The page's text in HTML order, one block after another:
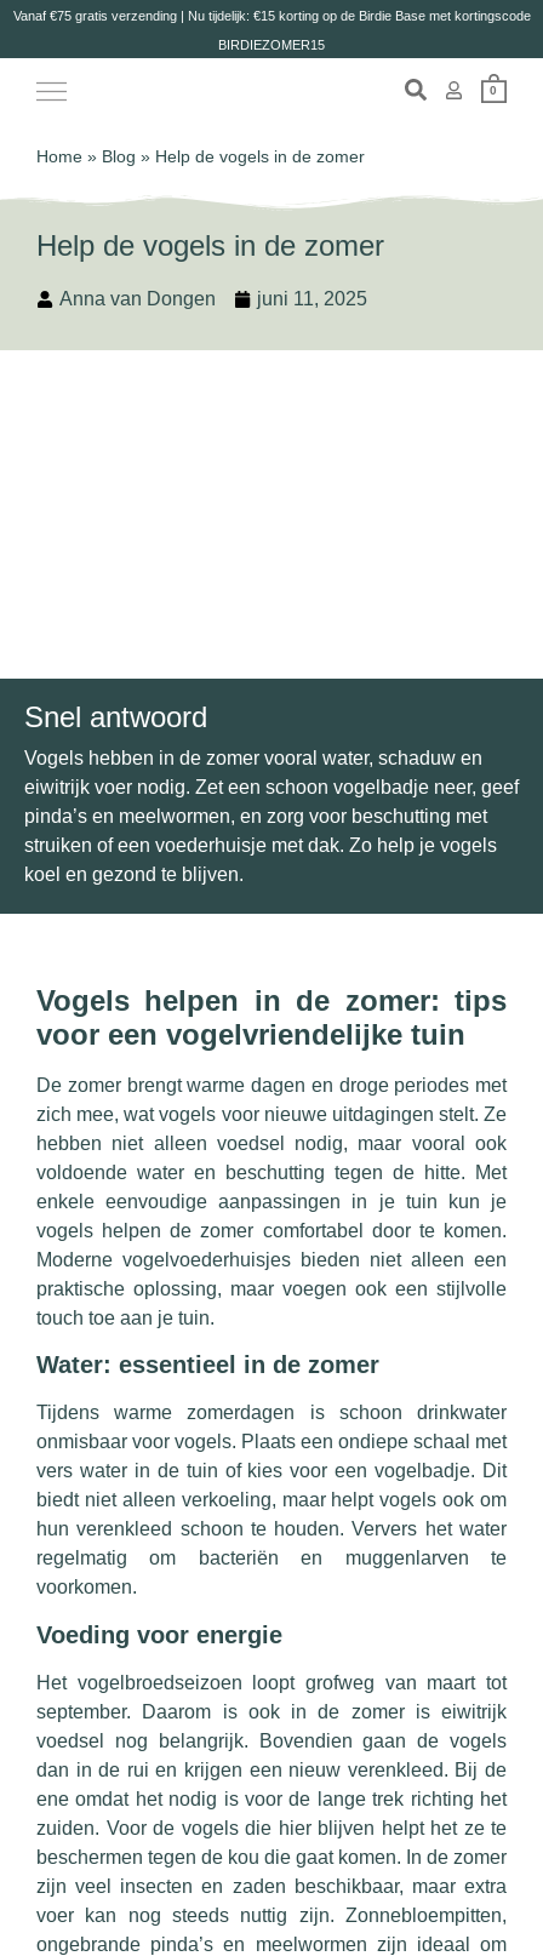
Vanaf €75 gratis verzending | Nu tijdelijk: €15 korting op de Birdie Base met kortingscode
BIRDIEZOMER15
0
Home » Blog » Help de vogels in de zomer
Help de vogels in de zomer
Anna van Dongen juni 11, 2025
Snel antwoord
Vogels hebben in de zomer vooral water, schaduw en
eiwitrijk voer nodig. Zet een schoon vogelbadje neer, geef
pinda’s en meelwormen, en zorg voor beschutting met
struiken of een voederhuisje met dak. Zo help je vogels
koel en gezond te blijven.
Vogels helpen in de zomer: tips
voor een vogelvriendelijke tuin
De zomer brengt warme dagen en droge periodes met
zich mee, wat vogels voor nieuwe uitdagingen stelt. Ze
hebben niet alleen voedsel nodig, maar vooral ook
voldoende water en beschutting tegen de hitte. Met
enkele eenvoudige aanpassingen in je tuin kun je
vogels helpen de zomer comfortabel door te komen.
Moderne vogelvoederhuisjes bieden niet alleen een
praktische oplossing, maar voegen ook een stijlvolle
touch toe aan je tuin.
Water: essentieel in de zomer
Tijdens warme zomerdagen is schoon drinkwater
onmisbaar voor vogels. Plaats een ondiepe schaal met
vers water in de tuin of kies voor een vogelbadje. Dit
biedt niet alleen verkoeling, maar helpt vogels ook om
hun verenkleed schoon te houden. Ververs het water
regelmatig om bacteriën en muggenlarven te
voorkomen.
Voeding voor energie
Het vogelbroedseizoen loopt grofweg van maart tot
september. Daarom is ook in de zomer is eiwitrijk
voedsel nog belangrijk. Bovendien gaan de vogels
dan in de rui en krijgen een nieuw verenkleed. Bij de
ene omdat het nodig is voor de lange trek richting het
zuiden. Voor de vogels die hier blijven helpt het ze te
beschermen tegen de kou die gaat komen. In de zomer
zijn veel insecten en zaden beschikbaar, maar extra
voer kan nog steeds nuttig zijn. Zonnebloempitten,
ongebrande pinda’s en meelwormen zijn ideaal om